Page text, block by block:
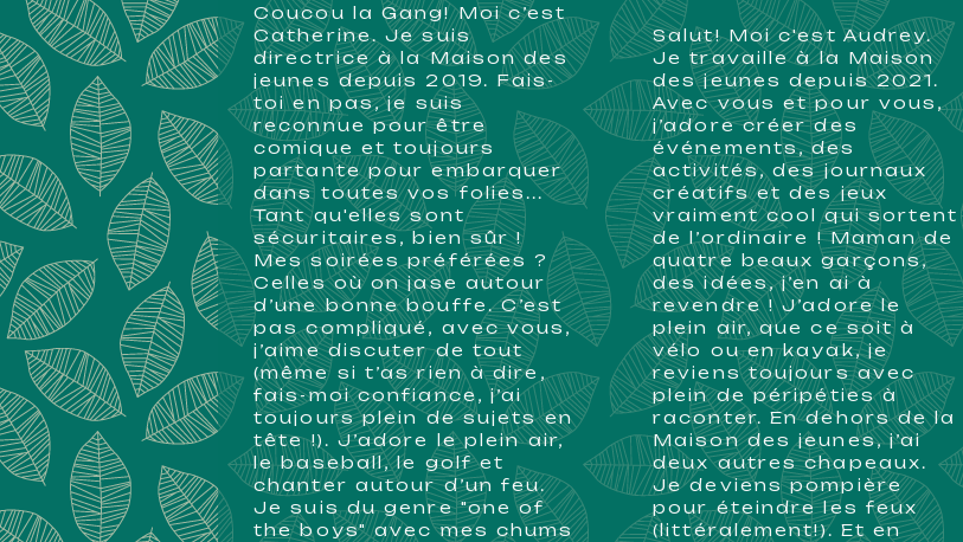
​Coucou la Gang! Moi c’est
Catherine. Je suis
directrice à la Maison des
jeunes depuis 2019. Fais-
toi en pas, je suis
reconnue pour être
comique et toujours
partante pour embarquer
dans toutes vos folies...
Tant qu'elles sont
sécuritaires, bien sûr !
Mes soirées préférées ?
Celles où on jase autour
d’une bonne bouffe. C’est
pas compliqué, avec vous,
j’aime discuter de tout
(même si t’as rien à dire,
fais-moi confiance, j’ai
toujours plein de sujets en
tête !). J’adore le plein air,
le baseball, le golf et
chanter autour d’un feu.
Je suis du genre "one of
the boys" avec mes chums
Salut! Moi c'est Audrey.
Je travaille à la Maison
des jeunes depuis 2021.
Avec vous et pour vous,
j’adore créer des
événements, des
activités, des journaux
créatifs et des jeux
vraiment cool qui sortent
de l’ordinaire ! Maman de
quatre beaux garçons,
des idées, j’en ai à
revendre ! J’adore le
plein air, que ce soit à
vélo ou en kayak, je
reviens toujours avec
plein de péripéties à
raconter. En dehors de la
Maison des jeunes, j’ai
deux autres chapeaux.
Je deviens pompière
pour éteindre les feux
(littéralement!). Et en